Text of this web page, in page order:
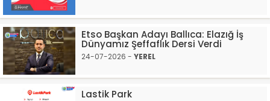
Etso Başkan Adayı Ballıca: Elazığ İş
Dünyamız Şeffaflık Dersi Verdi
24-07-2026 - YEREL
Lastik Park